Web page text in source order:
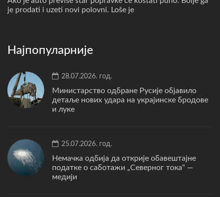
je prodati i uzeti novi polovni. Loše je
Најпопуларније
28.07.2026. год.
Министарство одбране Русије објавило
детаље нових удара на украјинске бродове
и луке
25.07.2026. год.
Немачка одбија да открије обавештајне
податке о саботажи „Северног тока“ —
медији